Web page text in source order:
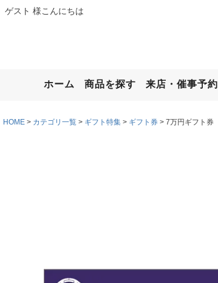
ゲスト 様こんにちは
ホーム 商品を探す 来店・催事予約
HOME カテゴリ一覧 ギフト特集 ギフト券 7万円ギフト券